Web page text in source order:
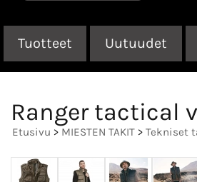
Tuotteet Uutuudet
Ranger tactical
Etusivu > MIESTEN TAKIT > Tekniset